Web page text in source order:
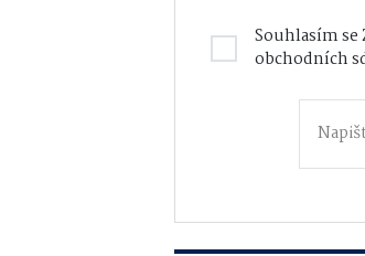
Souhlasím se
obchodních